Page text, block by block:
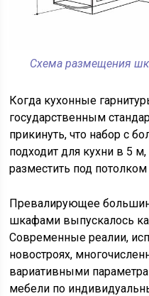
Схема размещения
Когда кухонные
государственным
прикинуть, что набор с
подходит для кухни в 5
разместить под
Превалирующее
шкафами выпускалось
Современные реалии,
новостроях,
вариативными
мебели по